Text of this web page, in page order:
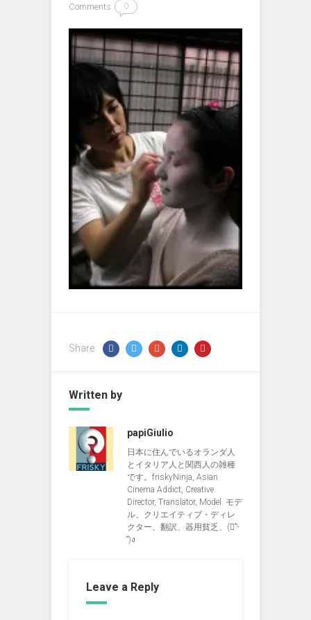
Comments 0
Share:
Written by
papiGiulio
日本に住んでいるオランダ人
とイタリア人と関西人の雑種
です。friskyNinja, Asian
Cinema Addict, Creative
Director, Translator, Model. モデ
ル、クリエイティブ・ディレ
クター、翻訳、器用貧乏、(ง︡'-
'︠)ง
Leave a Reply